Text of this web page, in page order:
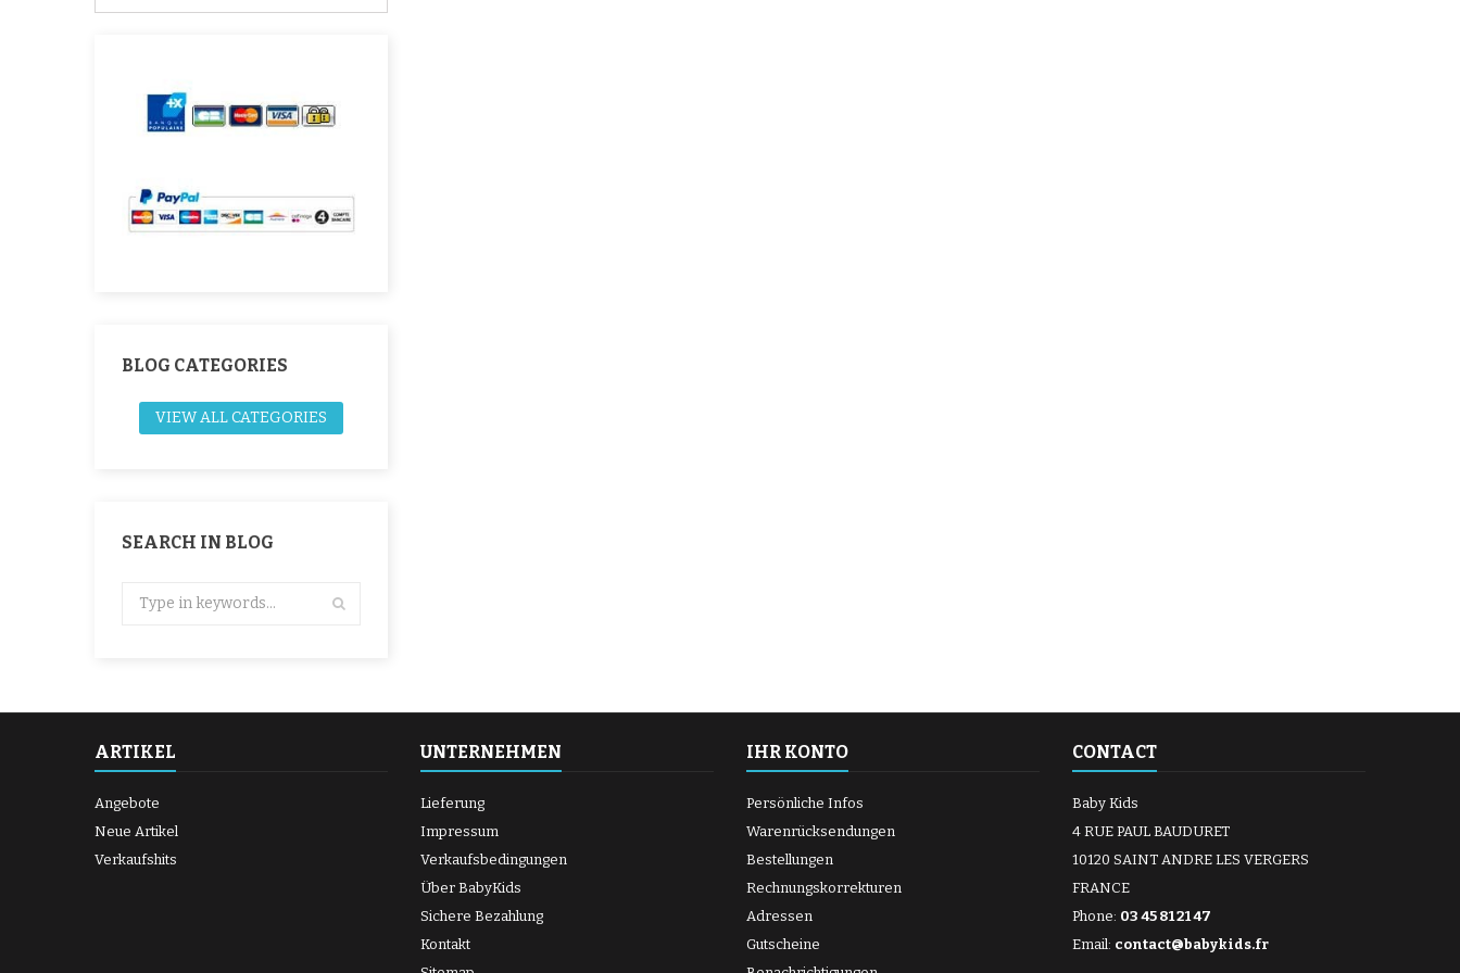
BLOG CATEGORIES
VIEW ALL CATEGORIES
SEARCH IN BLOG
ARTIKEL
Angebote
Neue Artikel
Verkaufshits
UNTERNEHMEN
Lieferung
Impressum
Verkaufsbedingungen
Über BabyKids
Sichere Bezahlung
Kontakt
IHR KONTO
Persönliche Infos
Warenrücksendungen
Bestellungen
Rechnungskorrekturen
Adressen
Gutscheine
CONTACT
Baby Kids
4 RUE PAUL BAUDURET
10120 SAINT ANDRE LES VERGERS
FRANCE
Phone: 03 45 81 21 47
Email: contact@babykids.fr